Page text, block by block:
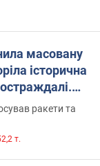
масовану
історична
ракети та
т.